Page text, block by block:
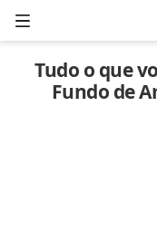
Menu
Tudo o que
Fundo de